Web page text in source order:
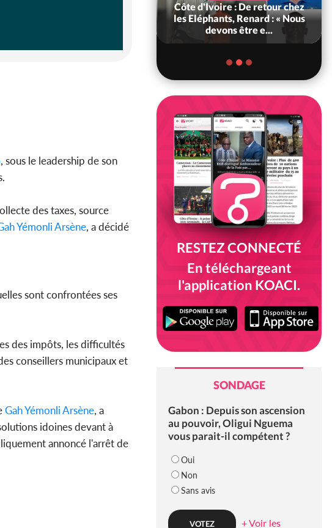
, sous le leadership de son
des taxes, source
Yémonli Arsène, a décidé
sont confrontées ses
des impôts, les difficultés
conseillers municipaux et
Gah Yémonli Arsène, a
idoines devant à
annoncé l'arrêt de
Côte d'Ivoire : De retour chez
les Eléphants, Renard : « Nous
devons être e...
RESTEZ CONNECTÉ
En téléchargeant
l'application KOACI.
SONDAGE
Gabon : Depuis son ascension
au pouvoir, Oligui Nguema
vous parait-il compétent ?
Oui
Non
Sans avis
+ Voir les